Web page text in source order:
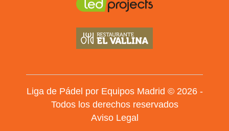
Liga de Pádel por Equipos Madrid © 2026 -
Todos los derechos reservados
Aviso Legal